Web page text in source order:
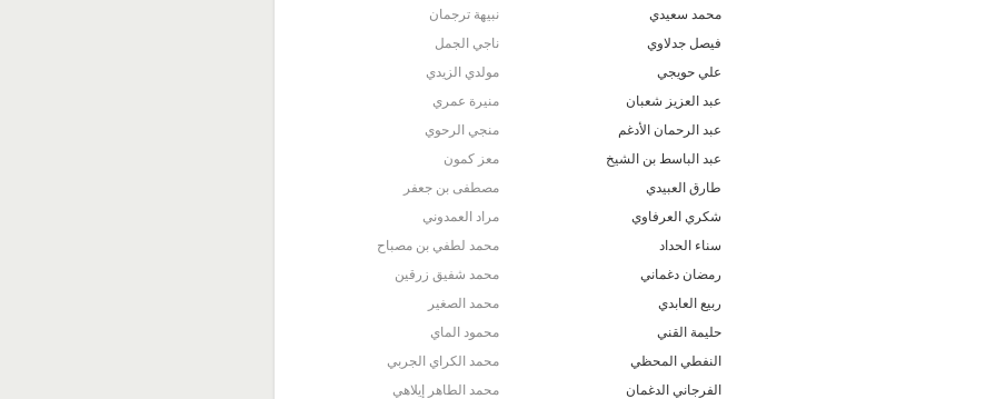
محمد سعيدي
فيصل جدلاوي
علي حويجي
عبد العزيز شعبان
عبد الرحمان الأدغم
عبد الباسط بن الشيخ
طارق العبيدي
شكري العرفاوي
سناء الحداد
رمضان دغماني
ربيع العابدي
حليمة القني
النفطي المحظي
الفرجاني الدغمان
نبيهة ترجمان
ناجي الجمل
مولدي الزيدي
منيرة عمري
منجي الرحوي
معز كمون
مصطفى بن جعفر
مراد العمدوني
محمد لطفي بن مصباح
محمد شفيق زرقين
محمد الصغير
محمود الماي
محمد الكراي الجربي
محمد الطاهر إيلاهي